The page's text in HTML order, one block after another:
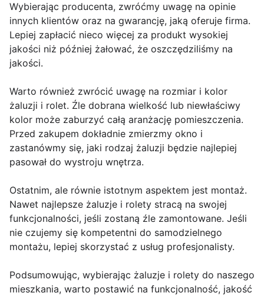
Wybierając producenta, zwróćmy uwagę na opinie
innych klientów oraz na gwarancję, jaką oferuje firma.
Lepiej zapłacić nieco więcej za produkt wysokiej
jakości niż później żałować, że oszczędziliśmy na
jakości.
Warto również zwrócić uwagę na rozmiar i kolor
żaluzji i rolet. Źle dobrana wielkość lub niewłaściwy
kolor może zaburzyć całą aranżację pomieszczenia.
Przed zakupem dokładnie zmierzmy okno i
zastanówmy się, jaki rodzaj żaluzji będzie najlepiej
pasował do wystroju wnętrza.
Ostatnim, ale równie istotnym aspektem jest montaż.
Nawet najlepsze żaluzje i rolety stracą na swojej
funkcjonalności, jeśli zostaną źle zamontowane. Jeśli
nie czujemy się kompetentni do samodzielnego
montażu, lepiej skorzystać z usług profesjonalisty.
Podsumowując, wybierając żaluzje i rolety do naszego
mieszkania, warto postawić na funkcjonalność, jakość